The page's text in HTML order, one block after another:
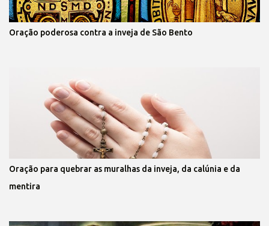
Oração poderosa contra a inveja de São Bento
Oração para quebrar as muralhas da inveja, da calúnia e da
mentira